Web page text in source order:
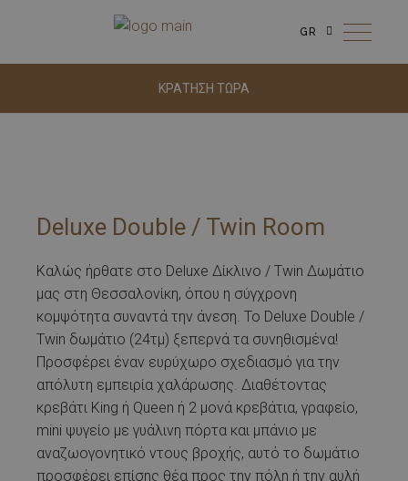
GR
ΚΡΑΤΗΣΗ ΤΩΡΑ
Deluxe Double / Twin Room
Καλώς ήρθατε στο Deluxe Δίκλινο / Twin Δωμάτιο
μας στη Θεσσαλονίκη, όπου η σύγχρονη
κομψότητα συναντά την άνεση. Το Deluxe Double /
Twin δωμάτιο (24τμ) ξεπερνά τα συνηθισμένα!
Προσφέρει έναν ευρύχωρο σχεδιασμό για την
απόλυτη εμπειρία χαλάρωσης. Διαθέτοντας
κρεβάτι King ή Queen ή 2 μονά κρεβάτια, γραφείο,
mini ψυγείο με γυάλινη πόρτα και μπάνιο με
αναζωογονητικό ντους βροχής, αυτό το δωμάτιο
προσφέρει επίσης θέα προς την πόλη ή την αυλή